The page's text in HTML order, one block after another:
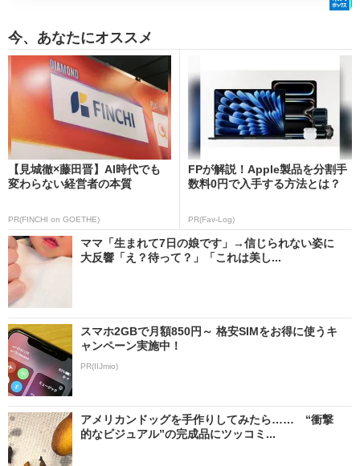
今、あなたにオススメ
【見城徹×藤田晋】AI時代でも
変わらない経営者の本質
PR(FINCHI on GOETHE)
FPが解説！Apple製品を分割手
数料0円で入手する方法とは？
PR(Fav-Log)
ママ「生まれて7日の娘です」→信じられない姿に
大反響「え？待って？」「これは美し...
スマホ2GBで月額850円～ 格安SIMをお得に使うキ
ャンペーン実施中！
PR(IIJmio)
アメリカンドッグを手作りしてみたら…… “衝撃
的なビジュアル”の完成品にツッコミ...